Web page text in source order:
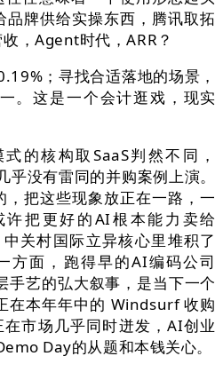
牌供给实操东西，腾讯取拓
，Agent时代，ARR？
；寻找合适落地的场景，
。这是一个会计逛戏，现实
核构取SaaS判然不同，
没有雷同的并购案例上演。
，把这些现象放正在一路，一
把更好的AI根本能力卖给
关村国际立异核心里堆积了
方面，跑得早的AI编码公司
手艺的弘大叙事，是当下一个
在本年年中的 Windsurf 收购
市场几乎同时迸发，AI创业
Day的从题和本钱关心。